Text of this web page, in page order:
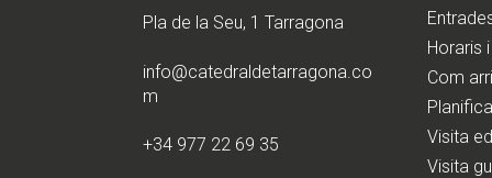
Pla de la Seu, 1 Tarragona
info@catedraldetarragona.co
m
+34 977 22 69 35
Horaris
Com
Visita
Visita